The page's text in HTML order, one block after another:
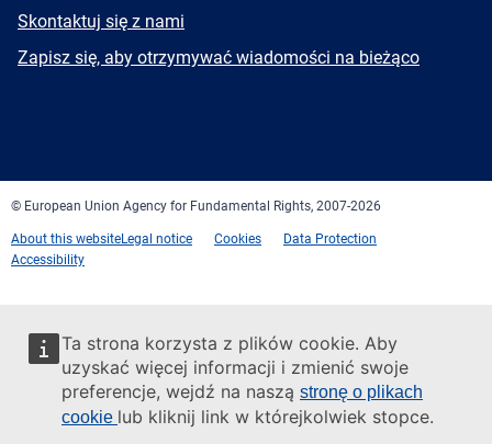
Ta strona korzysta z plików cookie. Aby
uzyskać więcej informacji i zmienić swoje
preferencje, wejdź na naszą stronę o plikach
cookie lub kliknij link w którejkolwiek stopce.
E-
Skontaktuj się z nami
Newsletter
Zapisz się, aby otrzymywać wiadomości na bieżąco
© European Union Agency for Fundamental Rights, 2007-2026
About this websiteLegal notice Cookies
Data Protection
Accessibility